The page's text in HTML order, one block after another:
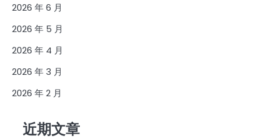
2026 年 6 月
2026 年 5 月
2026 年 4 月
2026 年 3 月
2026 年 2 月
近期文章